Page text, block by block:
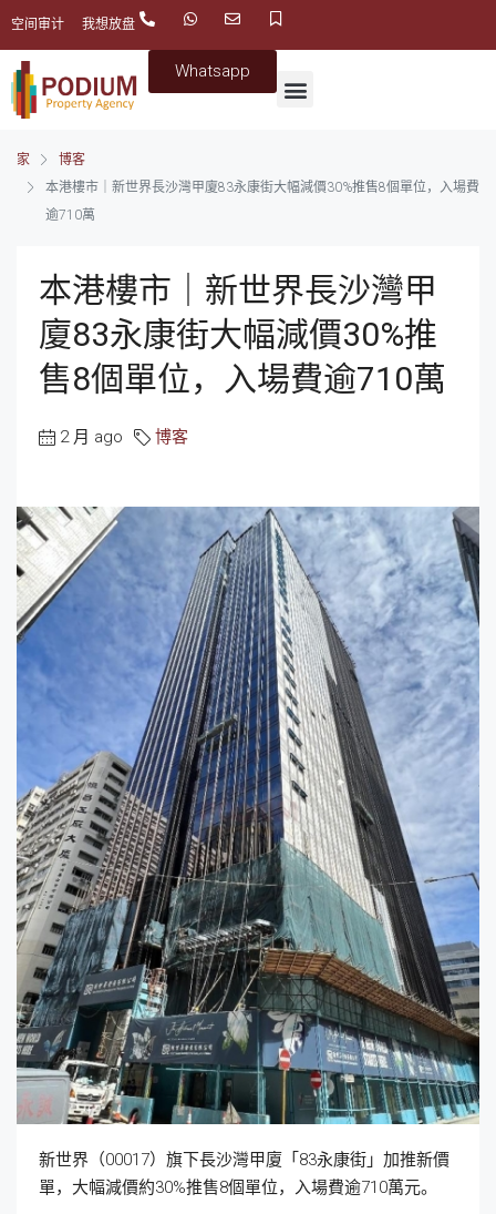
空间审计 我想放盘
Whatsapp
家
博客
本港樓市｜新世界長沙灣甲廈83永康街大幅減價30%推售8個單位，入場費
逾710萬
本港樓市｜新世界長沙灣甲
廈83永康街大幅減價30%推
售8個單位，入場費逾710萬
2 月 ago 博客
新世界（00017）旗下長沙灣甲廈「83永康街」加推新價
單，大幅減價約30%推售8個單位，入場費逾710萬元。